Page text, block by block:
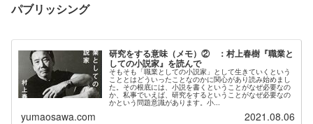
パブリッシング
研究をする意味（メモ）② ：村上春樹『職業と
しての小説家』を読んで
そもそも「職業としての小説家」として生きていくという
こととはどういったことなのかに関心があり読み始めまし
た。その根底には、小説を書くということがなぜ必要なの
か、私事でいえば、研究をするということがなぜ必要なの
かという問題意識があります。小...
yumaosawa.com 2021.08.06